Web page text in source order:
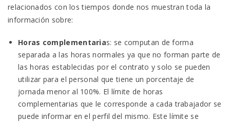
relacionados con los tiempos donde nos muestran toda la
información sobre:
Horas complementarias: se computan de forma
separada a las horas normales ya que no forman parte de
las horas establecidas por el contrato y solo se pueden
utilizar para el personal que tiene un porcentaje de
jornada menor al 100%. El límite de horas
complementarias que le corresponde a cada trabajador se
puede informar en el perfil del mismo. Este límite se